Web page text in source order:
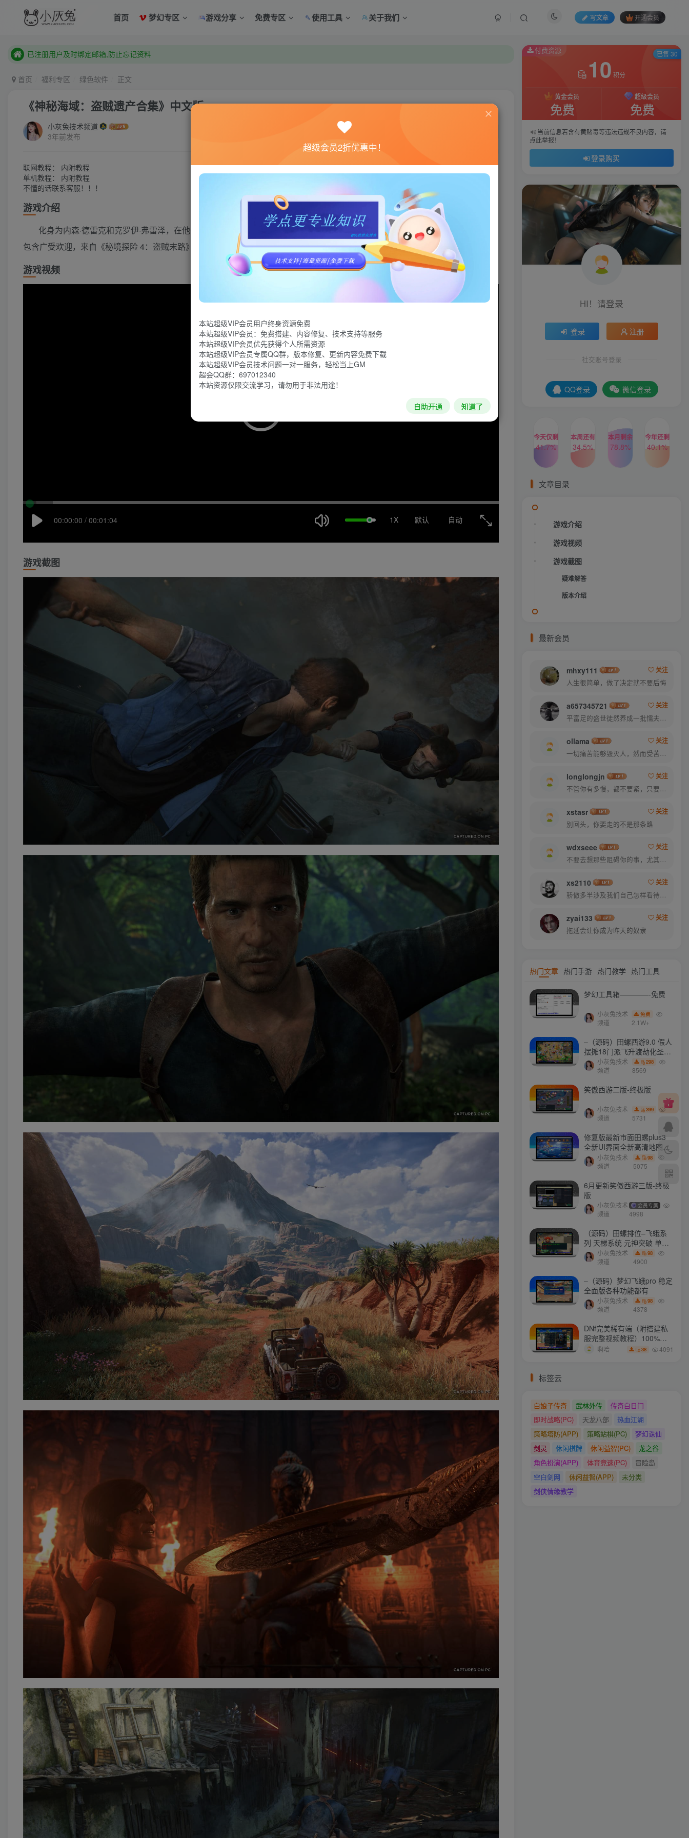
首页 梦幻专区 游戏分享 免费专区 使用工具 关于我们 写文章 开通会员
本站已开启QQ微信快速登录 ,拥有本站会员用户及时请问个人中心绑定！
本站已开启QQ微信快速登录 ,拥有本站会员用户及时请问个人中心绑定！
首页 福利专区 绿色软件 正文
《神秘海域：盗贼遗产合集》中文版
小灰兔技术频道
3年前发布
联网教程： 内附教程
单机教程： 内附教程
不懂的话联系客服！！！
游戏介绍
化身为内森·德雷克和克罗伊·弗雷泽，在他们各自的冒险旅程中面对过去、创造自己的未来。《UNCHARTED: 盗贼传奇合辑》
包含广受欢迎，来自《秘境探险 4：盗贼末路》与《秘境探险：失落的遗产》的单人故事剧情。
游戏视频
自动
1X 默认
00:00:00 / 00:01:04
游戏截图
付费资源
10 积分
黄金会员
免费
超级会员
免费
当前信息若含有黄赌毒等违法违规不良内容，请
点此举报！
登录购买
已售 30
HI！请登录
登录 注册
社交账号登录
QQ登录 微信登录
今天仅剩
41.7%
本周还有
34.5%
本月剩余
78.8%
今年还剩
40.1%
文章目录
游戏介绍
游戏视频
游戏截图
疑难解答
版本介绍
最新会员
mhxy111
关注
人生很简单，做了决定就不要后悔
a657345721
关注
平富足的盛世徒然养成一批懦夫，困苦永远是坚强之母
ollama
关注
一切痛苦能够毁灭人，然而受苦的人也能把痛苦消灭
longlongjn
关注
不管你有多慢，都不要紧，只要你有决心，你最终都会到达想去的地方
xstasr
关注
别回头，你要走的不是那条路
wdxseee
关注
不要去想那些阻碍你的事，尤其是那些自己想象出来的事
xs2110
关注
骄傲多半涉及我们自己怎样看待自己，而虚荣则涉及我们想别人怎样看我们
zyai133
关注
拖延会让你成为昨天的奴隶
热门文章 热门手游 热门教学 热门工具
梦幻工具箱————-免费
小灰兔技术
频道
免费
2.1W+
–（源码）田螺西游9.0 假人
摆摊18门派飞升渡劫化圣助
战最新BB谛听….
小灰兔技术
频道
298
8569
笑傲西游二版-终极版
小灰兔技术
频道
399
5731
修复版最新市面田螺plus3
全新UI界面全新高清地图18
门派 修复了后门ggeserver
打不开
小灰兔技术
频道
98
5075
6月更新笑傲西游三版-终极
版
小灰兔技术
频道
会员专属
4998
（源码）田螺排位–飞蛾系
列 天梯系统 元神突破 单机
免费 含GM工具
小灰兔技术
频道
98
4900
–（源码）梦幻飞蛾pro 稳定
全面版各种功能都有
小灰兔技术
频道
98
4378
DNf完美稀有端（附搭建私
服完整视频教程）100%可
搭建(附完美端升级补丁)
啊哈 38 4091
标签云
白娘子传奇 武林外传
传奇白日门
即时战略(PC)
天龙八部
热血江湖
策略塔防(APP)
策略站棋(PC)
梦幻诛仙
剑灵
休闲棋牌 休闲益智(PC)
龙之谷
角色扮演(APP)
体育竞速(PC)
冒险岛
空白剑网
休闲益智(APP)
未分类
剑侠情缘教学
超级会员2折优惠中！
本站超级VIP会员用户终身资源免费
本站超级VIP会员：免费搭建、内容修复、技术支持等服务
本站超级VIP会员优先获得个人所需资源
本站超级VIP会员专属QQ群，版本修复、更新内容免费下载
本站超级VIP会员技术问题一对一服务，轻松当上GM
超会QQ群：697012340
本站资源仅限交流学习，请勿用于非法用途！
自助开通 知道了